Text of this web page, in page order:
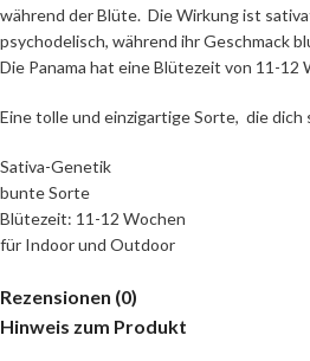
während der Blüte. Die Wirkung ist
psychodelisch, während ihr Geschmack
Die Panama hat eine Blütezeit von 11-12
Eine tolle und einzigartige Sorte, die dich
Sativa-Genetik
bunte Sorte
Blütezeit: 11-12 Wochen
für Indoor und Outdoor
Rezensionen (0)
Hinweis zum Produkt